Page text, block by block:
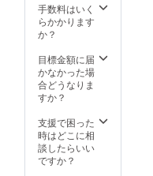
手数料はいく
らかかります
か？
目標金額に届
かなかった場
合どうなりま
すか？
支援で困った
時はどこに相
談したらいい
ですか？